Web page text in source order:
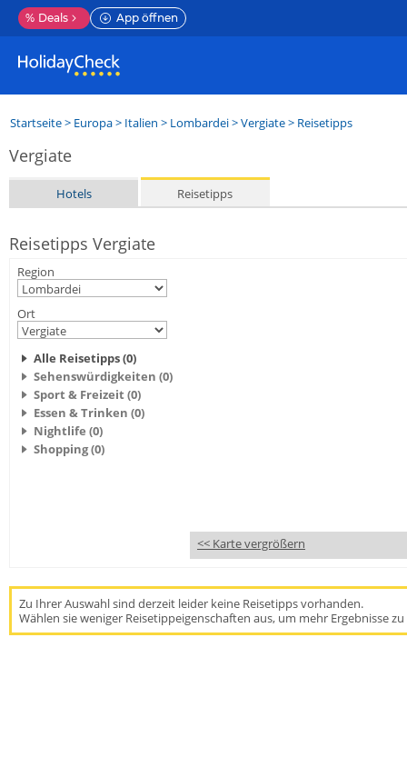
% Deals App öffnen
Startseite> Europa> Italien > Lombardei>Vergiate> Reisetipps
Vergiate
Hotels Reisetipps
Reisetipps Vergiate
Region
Ort
Alle Reisetipps (0)
Sehenswürdigkeiten (0)
Sport & Freizeit (0)
Essen & Trinken (0)
Nightlife (0)
Shopping (0)
<< Karte vergrößern
Zu Ihrer Auswahl sind derzeit leider keine Reisetipps vorhanden.
Wählen sie weniger Reisetippeigenschaften aus, um mehr Ergebnisse